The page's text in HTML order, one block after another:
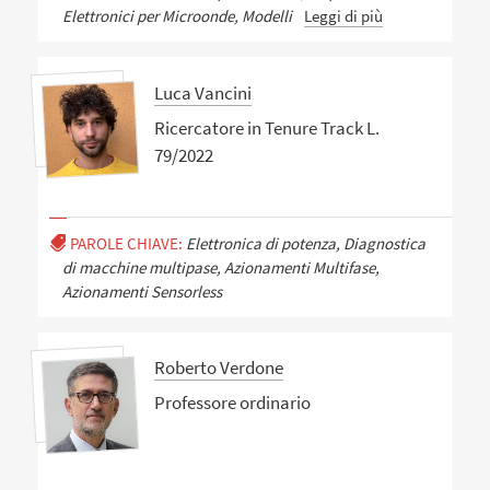
Elettronici per Microonde, Modelli
Leggi di più
Luca Vancini
Ricercatore in Tenure Track L.
79/2022
PAROLE CHIAVE: Elettronica di potenza, Diagnostica
di macchine multipase, Azionamenti Multifase,
Azionamenti Sensorless
Roberto Verdone
Professore ordinario